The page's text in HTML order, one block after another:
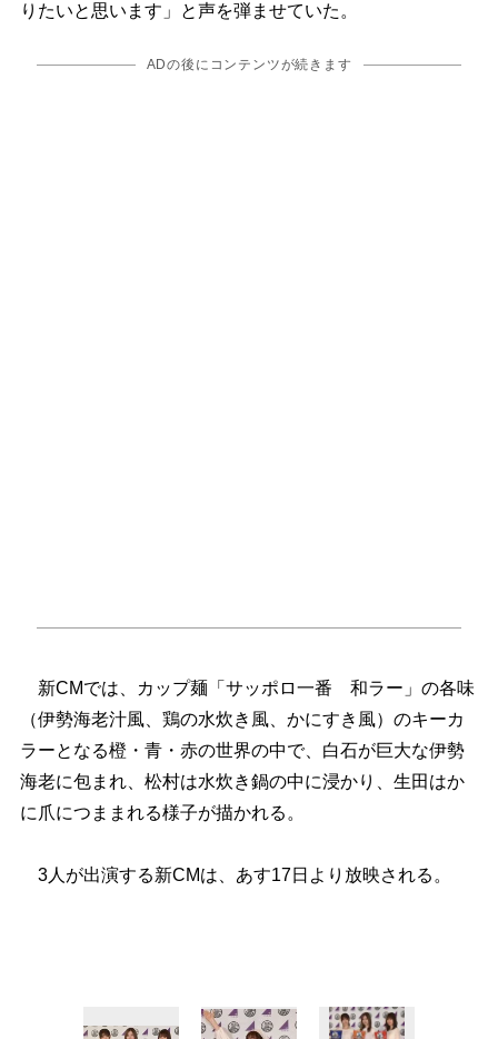
りたいと思います」と声を弾ませていた。
ADの後にコンテンツが続きます
新CMでは、カップ麺「サッポロ一番 和ラー」の各味
（伊勢海老汁風、鶏の水炊き風、かにすき風）のキーカ
ラーとなる橙・青・赤の世界の中で、白石が巨大な伊勢
海老に包まれ、松村は水炊き鍋の中に浸かり、生田はか
に爪につままれる様子が描かれる。
3人が出演する新CMは、あす17日より放映される。